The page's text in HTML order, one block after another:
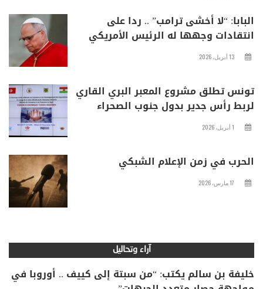
البابا: “لا أخشى ترامب” .. ردا على
انتقادات وجهها له الرئيس الأمريكي
13 أبريل، 2026
تونس تطلق مشروع المعبر البري القاري
لربط رأس جدير بدول جنوب الصحراء
1 أبريل، 2026
الحرب في زمن الإعلام الشبكي
17 مارس، 2026
آراء وتحاليل
خليفة بن سالم يكتب: “من سبتة إلى كييف .. أوروبا في